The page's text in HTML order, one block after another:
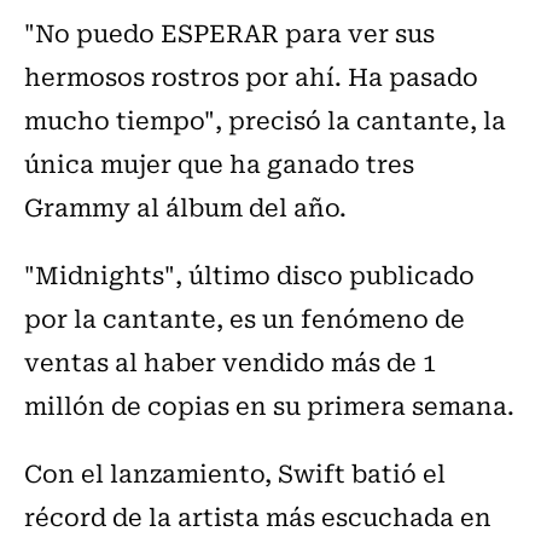
"No puedo ESPERAR para ver sus
hermosos rostros por ahí. Ha pasado
mucho tiempo", precisó la cantante, la
única mujer que ha ganado tres
Grammy al álbum del año.
"Midnights", último disco publicado
por la cantante, es un fenómeno de
ventas al haber vendido más de 1
millón de copias en su primera semana.
Con el lanzamiento, Swift batió el
récord de la artista más escuchada en